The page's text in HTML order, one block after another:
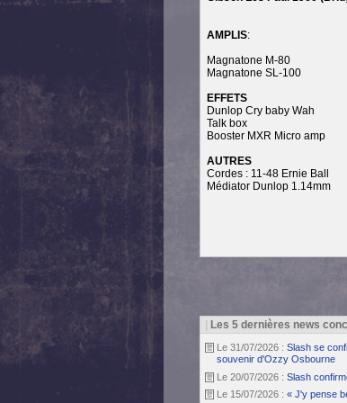
AMPLIS:
Magnatone M-80
Magnatone SL-100
EFFETS
Dunlop Cry baby Wah
Talk box
Booster MXR Micro amp
AUTRES
Cordes : 11-48 Ernie Ball
Médiator Dunlop 1.14mm
| Les 5 dernières news
Le 31/07/2026 : Slash se
souvenir d'Ozzy Osbourne
Le 20/07/2026 : Slash
Le 15/07/2026 : « J'y pense